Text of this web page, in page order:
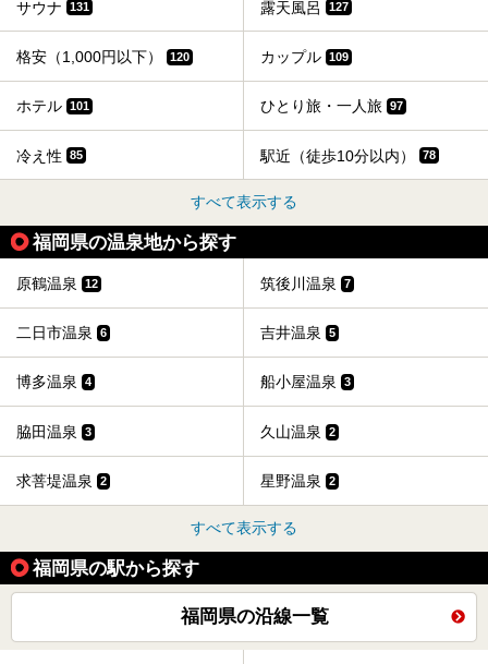
サウナ 131 露天風呂 127
格安（1,000円以下） 120 カップル 109
ホテル 101 ひとり旅・一人旅 97
冷え性 85 駅近（徒歩10分以内） 78
すべて表示する
福岡県の温泉地から探す
原鶴温泉 12 筑後川温泉 7
二日市温泉 6 吉井温泉 5
博多温泉 4 船小屋温泉 3
脇田温泉 3 久山温泉 2
求菩堤温泉 2 星野温泉 2
すべて表示する
福岡県の駅から探す
福岡県の沿線一覧